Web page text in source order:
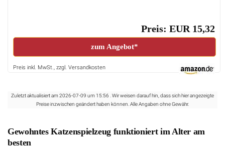
Preis: EUR 15,32
zum Angebot*
Preis inkl. MwSt., zzgl. Versandkosten
Zuletzt aktualisiert am 2026-07-09 um 15:56 . Wir weisen darauf hin, dass sich hier angezeigte
Preise inzwischen geändert haben können. Alle Angaben ohne Gewähr.
Gewohntes Katzenspielzeug funktioniert im Alter am
besten